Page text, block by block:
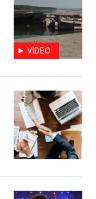
VIDEO